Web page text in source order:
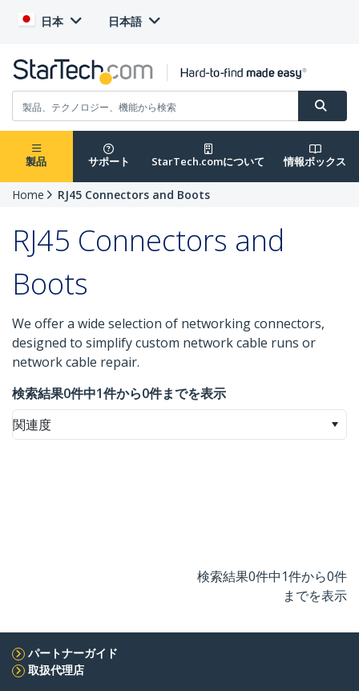
日本 日本語
製品 サポート StarTech.comについて 情報ボックス
Home RJ45 Connectors and Boots
RJ45 Connectors and
Boots
We offer a wide selection of networking connectors,
designed to simplify custom network cable runs or
network cable repair.
検索結果0件中1件から0件までを表示
関連度
検索結果0件中1件から0件
までを表示
パートナーガイド
取扱代理店